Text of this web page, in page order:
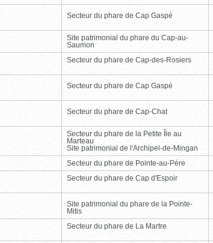
Secteur du phare de Cap Gaspé
Site patrimonial du phare du Cap-au-
Saumon
Secteur du phare de Cap-des-Rosiers
Secteur du phare de Cap Gaspé
Secteur du phare de Cap-Chat
Secteur du phare de la Petite Île au
Marteau
Site patrimonial de l'Archipel-de-Mingan
Secteur du phare de Pointe-au-Père
Secteur du phare de Cap d'Espoir
Site patrimonial du phare de la Pointe-
Mitis
Secteur du phare de La Martre